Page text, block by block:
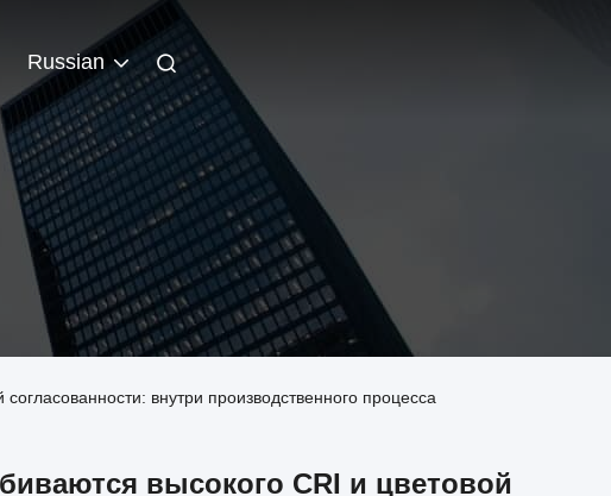
Russian
внутри производственного процесса
высокого CRI и цветовой